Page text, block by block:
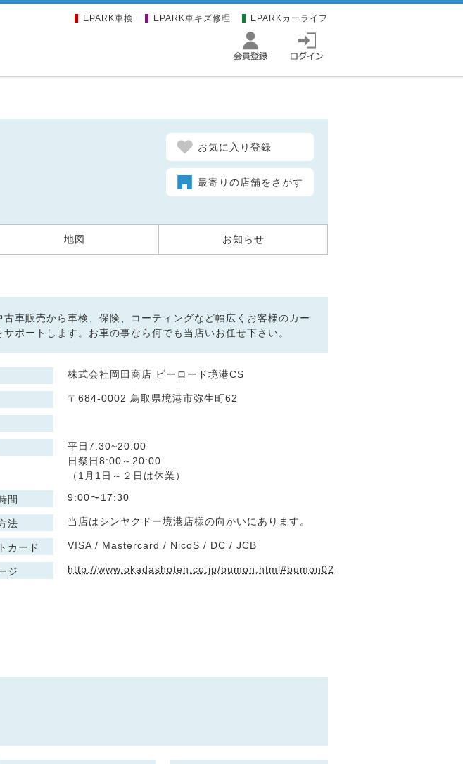
EPARK車検 EPARK車キズ修理 EPARKカーライフ
お気に入り登録
最寄りの店舗をさがす
地図 お知らせ
古車販売から車検、保険、コーティングなど幅広くお客様のカー
サポートします。お車の事なら何でも当店いお任せ下さい。
株式会社岡田商店 ビーロード境港CS
〒684-0002 鳥取県境港市弥生町62
平日7:30~20:00
日祭日8:00～20:00
（1月1日～２日は休業）
間 9:00〜17:30
法 当店はシンヤクドー境港店様の向かいにあります。
カード VISA / Mastercard / NicoS / DC / JCB
ジ http://www.okadashoten.co.jp/bumon.html#bumon02